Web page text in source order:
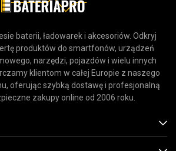
baterii, ładowarek i akcesoriów. Odkryj
produktów do smartfonów, urządzeń
narzędzi, pojazdów i wielu innych
klientom w całej Europie z naszego
oferując szybką dostawę i profesjonalną
zakupy online od 2006 roku.